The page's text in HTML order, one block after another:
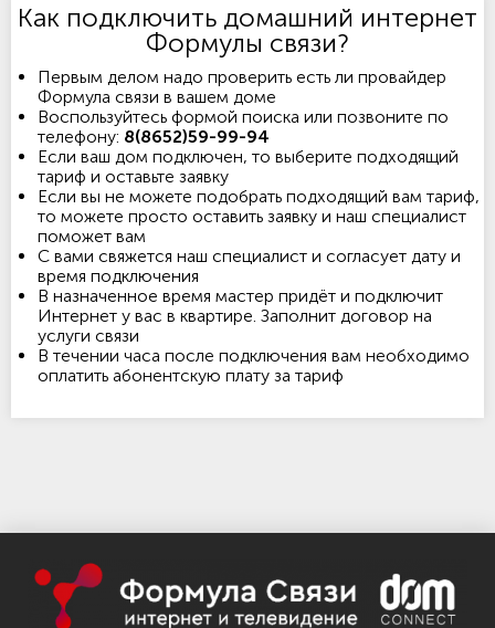
Как подключить домашний интернет
Формулы связи?
Первым делом надо проверить есть ли провайдер
Формула связи в вашем доме
Воспользуйтесь формой поиска или позвоните по
телефону: 8(8652)59-99-94
Если ваш дом подключен, то выберите подходящий
тариф и оставьте заявку
Если вы не можете подобрать подходящий вам тариф,
то можете просто оставить заявку и наш специалист
поможет вам
С вами свяжется наш специалист и согласует дату и
время подключения
В назначенное время мастер придёт и подключит
Интернет у вас в квартире. Заполнит договор на
услуги связи
В течении часа после подключения вам необходимо
оплатить абонентскую плату за тариф